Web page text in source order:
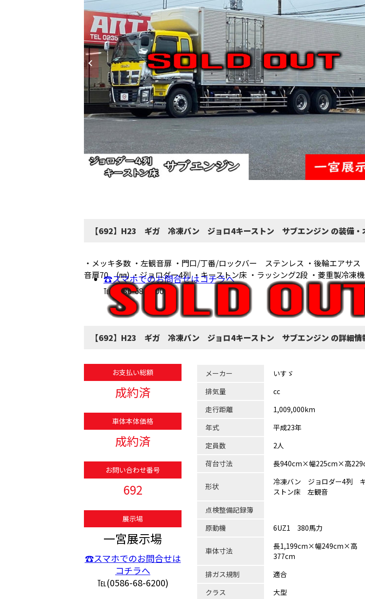
【692】H23 ギガ 冷凍バン ジョロ4キーストン サブエンジン の装備・
・メッキ多数 ・左観音扉 ・門口/丁番/ロックバー ステンレス ・後輪エ
音扉70 (㎜) ・ジョロダー4列 ・キーストン床 ・ラッシング2段 ・菱重製冷
☎スマホでのお問合せはコチラへ
℡(0586-68-6200)
【692】H23 ギガ 冷凍バン ジョロ4キーストン サブエンジン の詳細情
お支払い総額
成約済
車体本体価格
成約済
お問い合わせ番号
692
展示場
一宮展示場
☎スマホでのお問合せは
コチラへ
℡(0586-68-6200)
メーカー いすゞ
排気量
cc
走行距離
1,009,000km
年式
平成23年
定員数
2人
荷台寸法
長940cm×幅225cm×高
形状
冷凍バン ジョロダー4列
ストン床 左観音
点検整備記録簿
原動機
6UZ1 380馬力
車体寸法
長1,199cm×幅249cm×高
377cm
排ガス規制 適合
クラス
大型